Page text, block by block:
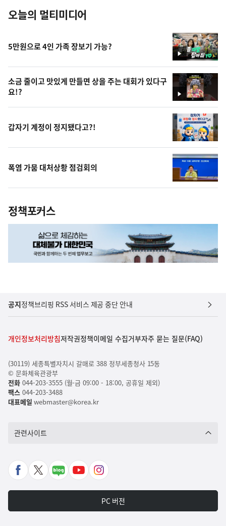
오늘의 멀티미디어
영
상
5만원으로 4인 가족 장보기 가능?
영
상
소금 줄이고 맛있게 만들면 상을 주는 대회가 있다구
요!?
갑자기 계정이 정지됐다고?!
폭염 가뭄 대처상황 점검회의
정책포커스
공지정책브리핑 RSS 서비스 제공 중단 안내
개인정보처리방침저작권정책이메일 수집거부자주 묻는 질문(FAQ)
(30119) 세종특별자치시 갈매로 388 정부세종청사 15동
© 문화체육관광부
전화044-203-3555 (월-금 09:00 - 18:00, 공휴일 제외)
팩스 044-203-3488
대표메일 webmaster@korea.kr
관련사이트
페
X
네
유
인
타
그
PC 버전